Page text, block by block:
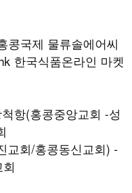
콩국제 물류솔에어씨
한국식품온라인 마켓
항(홍콩중앙교회 -성
교회/홍콩동신교회) -